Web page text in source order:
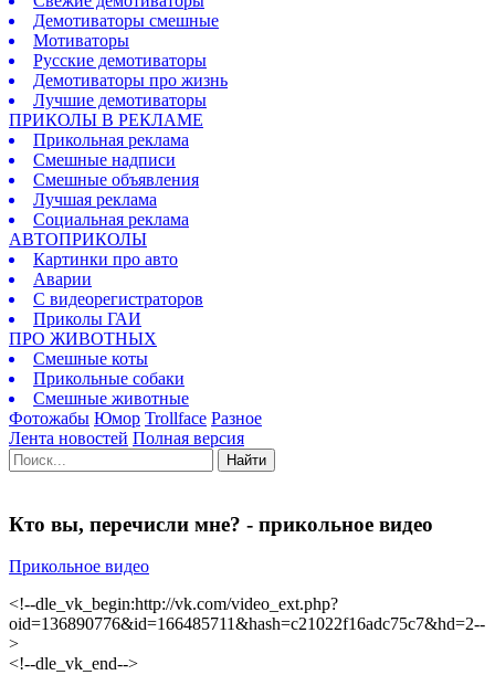
Демотиваторы смешные
Мотиваторы
Русские демотиваторы
Демотиваторы про жизнь
Лучшие демотиваторы
ПРИКОЛЫ В РЕКЛАМЕ
Прикольная реклама
Смешные надписи
Смешные объявления
Лучшая реклама
Социальная реклама
АВТОПРИКОЛЫ
Картинки про авто
Аварии
С видеорегистраторов
Приколы ГАИ
ПРО ЖИВОТНЫХ
Смешные коты
Прикольные собаки
Смешные животные
Фотожабы Юмор Trollface Разное
Лента новостей Полная версия
Найти
Кто вы, перечисли мне? - прикольное видео
Прикольное видео
<!--dle_vk_begin:http://vk.com/video_ext.php?
oid=136890776&id=166485711&hash=c21022f16adc75c7&hd=2--
>
<!--dle_vk_end-->